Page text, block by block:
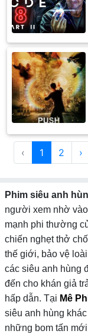
‹ 1 2 ›
Phim siêu anh
người xem nhờ
mạnh phi thường
chiến nghẹt thở
thế giới, bảo vệ
các siêu anh hùng
đến cho khán giả
hấp dẫn. Tại Mê
siêu anh hùng
những bom tấn